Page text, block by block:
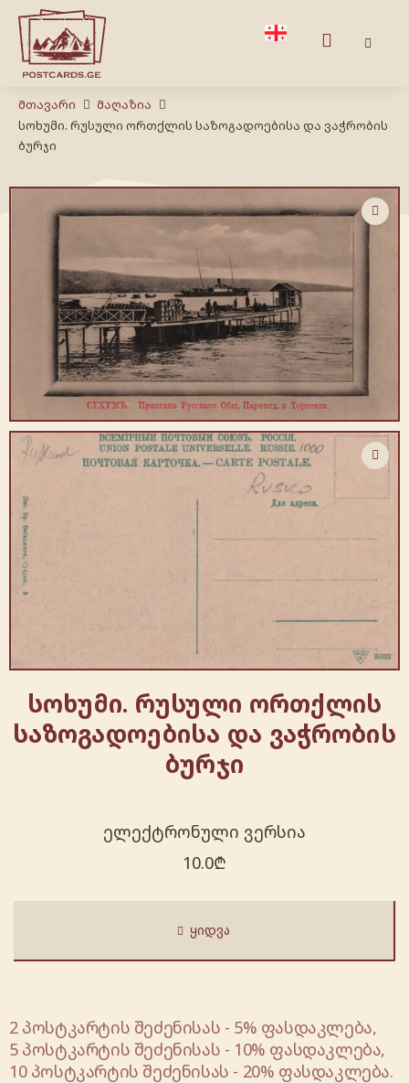
Მთავარი
Მაღაზია
სოხუმი. რუსული ორთქლის საზოგადოებისა და ვაჭრობის
ბურჯი
სოხუმი. რუსული ორთქლის
საზოგადოებისა და ვაჭრობის
ბურჯი
ელექტრონული ვერსია
10.0₾
ᲧᲘᲓᲕᲐ
2 პოსტკარტის შეძენისას - 5% ფასდაკლება,
5 პოსტკარტის შეძენისას - 10% ფასდაკლება,
10 პოსტკარტის შეძენისას - 20% ფასდაკლება.